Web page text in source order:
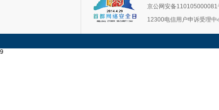
京公网安备110105000081
12300电信用户申诉受理中
9